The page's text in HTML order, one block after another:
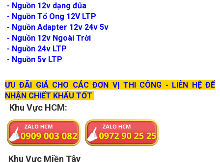
- Nguồn 12v dạng đũa
- Nguồn Tổ Ong 12V LTP
- Nguồn Adapter 12v 24v 5v
- Nguồn 12v Ngoài Trời
- Nguồn 24v LTP
- Nguồn 5v LTP
ƯU ĐÃI GIÁ CHO CÁC ĐƠN VỊ THI CÔNG - LIÊN HỆ ĐỂ
NHẬN CHIẾT KHẤU TỐT
Khu Vực HCM:
Khu Vực Miền Tây